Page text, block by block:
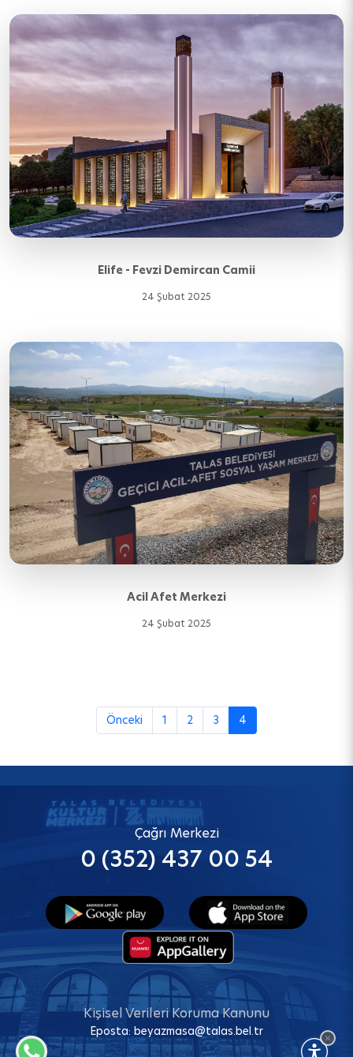
Elife - Fevzi Demircan Camii
24 Şubat 2025
Acil Afet Merkezi
24 Şubat 2025
Önceki 1 2 3 4
Çağrı Merkezi
0 (352) 437 00 54
Kişisel Verileri Koruma Kanunu
Eposta: beyazmasa@talas.bel.tr